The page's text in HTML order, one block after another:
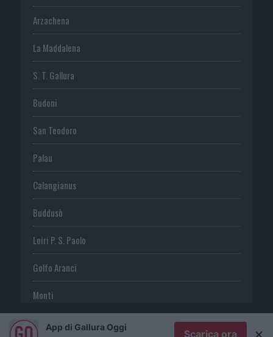
Arzachena
La Maddalena
S. T. Gallura
Budoni
San Teodoro
Palau
Calangianus
Buddusò
Loiri P. S. Paolo
Golfo Aranci
Monti
TeltiApp di Gallura Oggi
Scarica ora